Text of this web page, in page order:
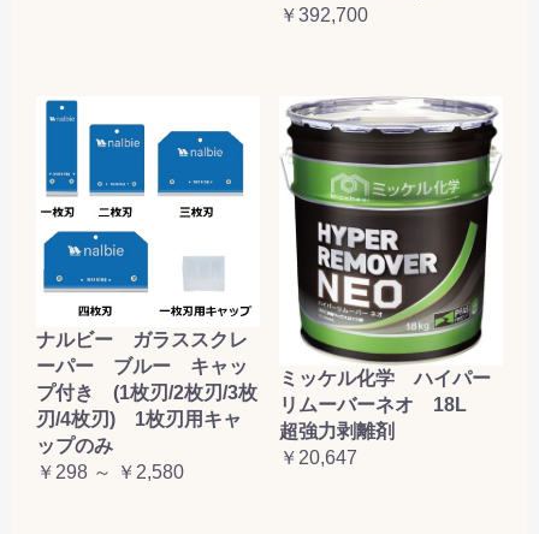
￥392,700
ナルビー ガラススクレ
ーパー ブルー キャッ
プ付き (1枚刃/2枚刃/3枚
刃/4枚刃) 1枚刃用キャ
ップのみ
￥298 ～ ￥2,580
ミッケル化学 ハイパー
リムーバーネオ 18L
超強力剥離剤
￥20,647